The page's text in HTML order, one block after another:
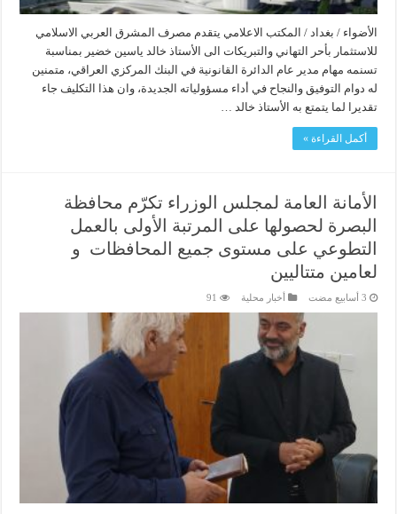
الأضواء / بغداد / المكتب الاعلامي يتقدم مصرف المشرق العربي الاسلامي
للاستثمار بأحر التهاني والتبريكات الى الأستاذ خالد ياسين خضير بمناسبة
تسنمه مهام مدير عام الدائرة القانونية في البنك المركزي العراقي، متمنين
له دوام التوفيق والنجاح في أداء مسؤولياته الجديدة، وان هذا التكليف جاء
تقديرا لما يتمتع به الأستاذ خالد …
أكمل القراءة »
الأمانة العامة لمجلس الوزراء تكرّم محافظة
البصرة لحصولها على المرتبة الأولى بالعمل
التطوعي على مستوى جميع المحافظات و
لعامين متتاليين
أخبار محلية 91